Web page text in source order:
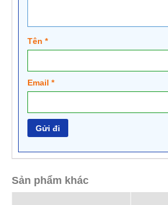
Tên *
Email *
Sản phẩm khác